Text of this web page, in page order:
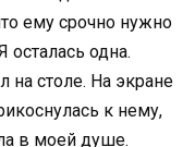
ему срочно нужно
осталась одна.
на столе. На экране
к нему,
в моей душе.